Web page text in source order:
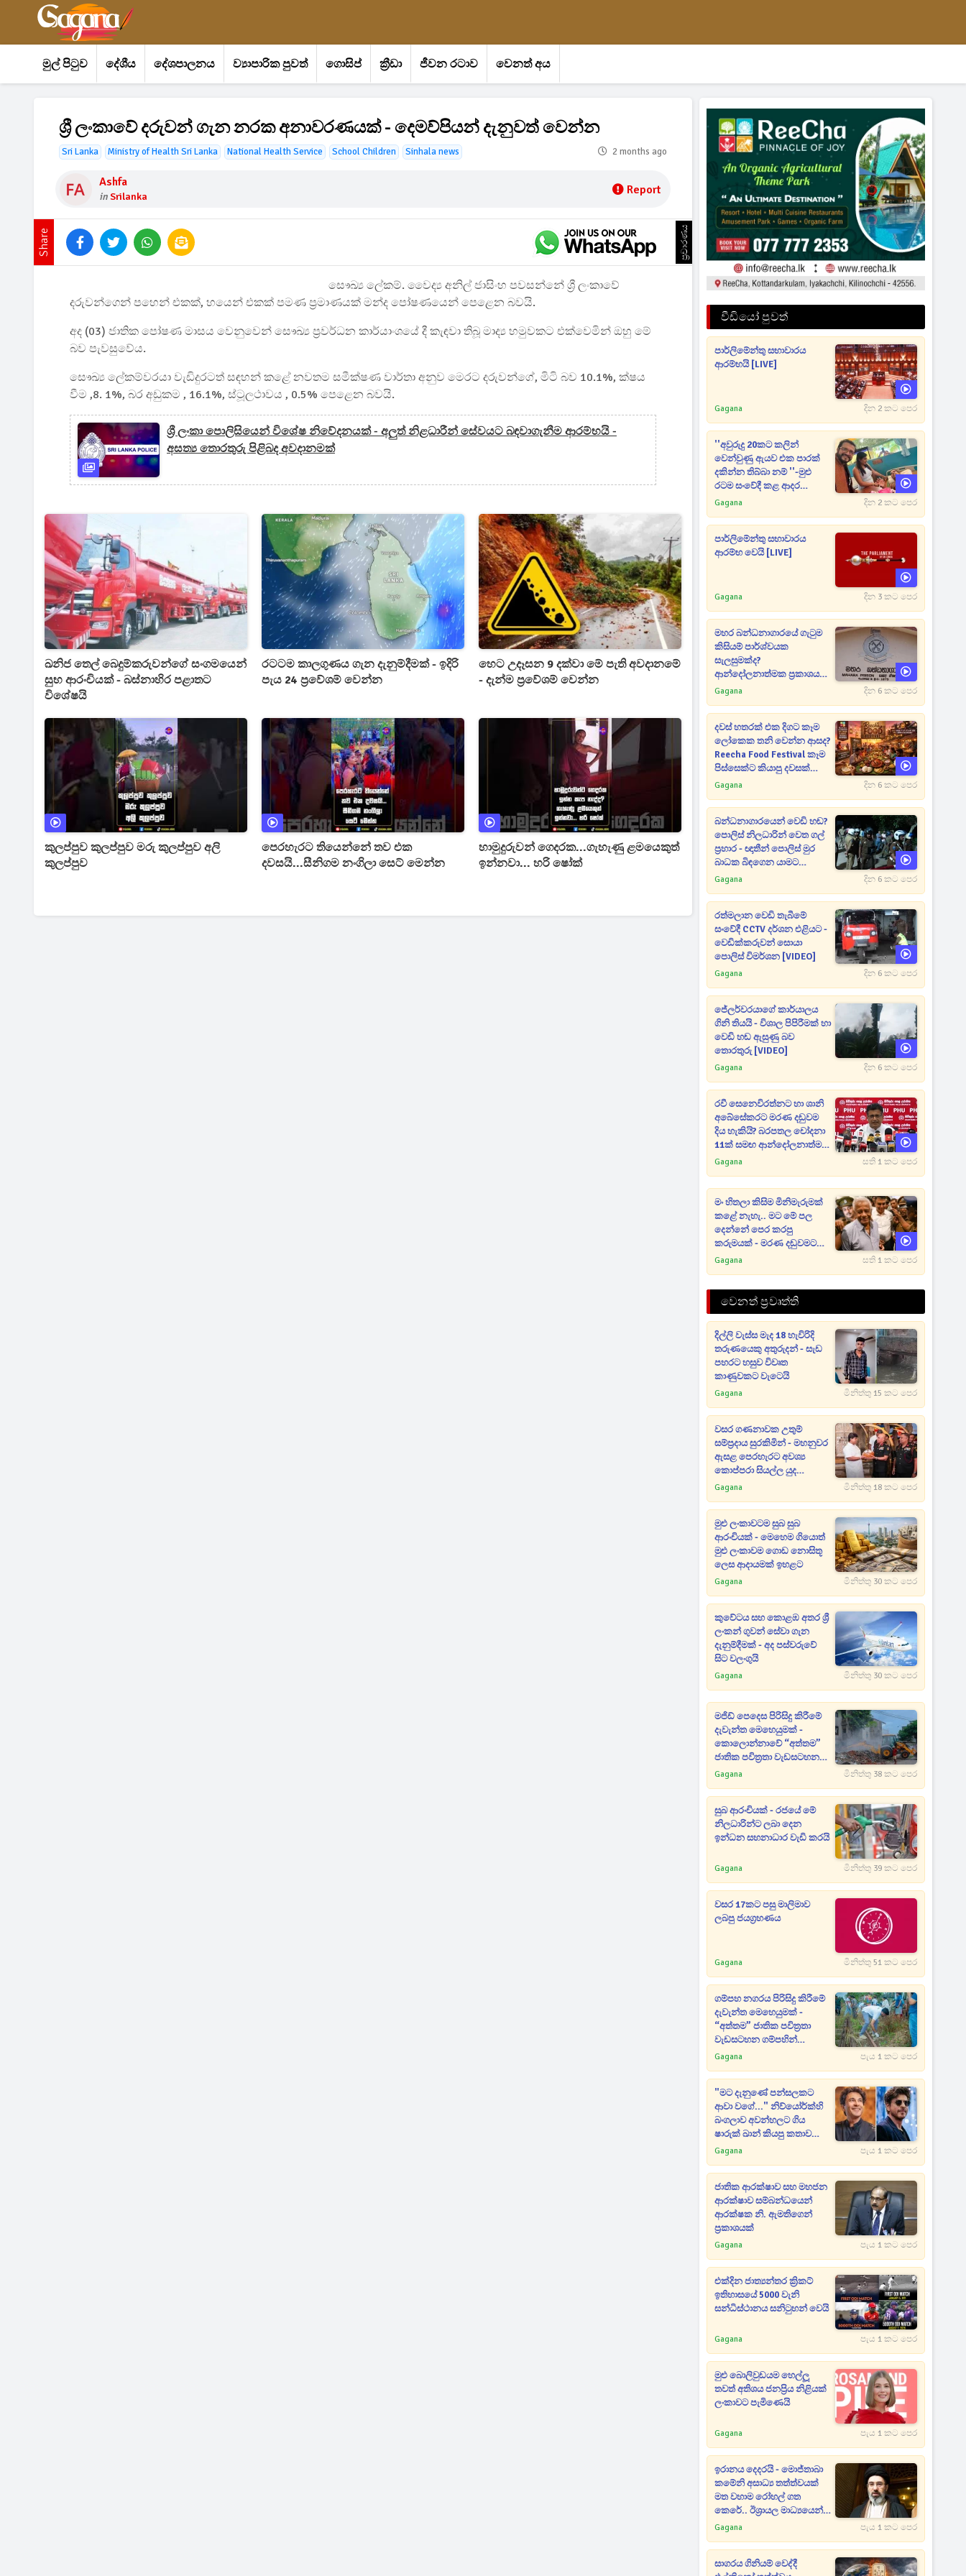
මුල් පිටුව දේශීය දේශපාලනය ව්‍යාපාරික පුවත් ගොසිප් ක්‍රීඩා ජීවන රටාව වෙනත් අය
ශ්‍රී ලංකාවේ දරුවන් ගැන නරක අනාවරණයක් - දෙමව්පියන් දැනුවත් වෙන්න
Sri Lanka Ministry of Health Sri Lanka National Health Service School Children Sinhala news 2 months ago
Ashfa
inSrilanka Report
Share ප්‍රචාරණය
සෞඛ්‍ය ලේකම්. වෛද්‍ය අනිල් ජාසිංහ පවසන්නේ ශ්‍රී ලංකාවේ
දරුවන්ගෙන් පහෙන් එකක්, හයෙන් එකක් පමණ ප්‍රමාණයක් මන්ද පෝෂණයෙන් පෙළෙන බවයි.
අද (03) ජාතික පෝෂණ මාසය වෙනුවෙන් සෞඛ්‍ය ප්‍රවර්ධන කාර්යාංශයේ දී කැඳවා තිබූ මාද්‍ය හමුවකට එක්වෙමින් ඔහු මේ
බව පැවසුවේය.
සෞඛ්‍ය ලේකම්වරයා වැඩිදුරටත් සඳහන් කළේ නවතම සමීක්ෂණ වාර්තා අනුව මෙරට දරුවන්ගේ, මිටි බව 10.1%, ක්ෂය
වීම ,8. 1%, බර අඩුකම , 16.1%, ස්ටූලථාවය , 0.5% පෙළෙන බවයි.
ශ්‍රී ලංකා පොලිසියෙන් විශේෂ නිවේදනයක් - අලුත් නිළධාරීන් සේවයට බඳවාගැනීම ආරම්භයි -
අසත්‍ය තොරතුරු පිළිබද අවදානමක්
ඛනිජ තෙල් බෙදුම්කරුවන්ගේ සංගමයෙන්
සුභ ආරංචියක් - බස්නාහිර පළාතට
විශේෂයි
රටටම කාලගුණය ගැන දැනුම්දීමක් - ඉදිරි
පැය 24 ප්‍රවේශම් වෙන්න
හෙට උදෑසන 9 දක්වා මේ පැති අවදානමේ
- දැන්ම ප්‍රවේශම් වෙන්න
කුලප්පුව කුලප්පුව මරු කුලප්පුව අලි
කුලප්පුව
පෙරහැරට තියෙන්නේ තව එක
දවසයි...සීනිගම නංගිලා සෙට් මෙන්න
හාමුදුරුවන් ගෙදරක...ගැහැණු ළමයෙකුත්
ඉන්නවා... හරි ෂෝක්
වීඩියෝ පුවත්
පාර්ලිමේන්තු සභාවාරය
ආරම්භයි [LIVE]
Gagana දින 2 කට පෙර
''අවුරුදු 20කට කලින්
වෙන්වුණු ඇයව එක පාරක්
දකින්න තිබ්බා නම් ''-මුළු
රටම සංවේදී කළ ආදර
අමරණීය මතකය
Gagana දින 2 කට පෙර
පාර්ලිමේන්තු සභාවාරය
ආරම්භ වෙයි [LIVE]
Gagana දින 3 කට පෙර
මහර බන්ධනාගාරයේ ගැටුම
කිසියම් පාර්ශ්වයක
සැලසුමක්ද?
ආන්දෝලනාත්මක ප්‍රකාශයක්
එළියට [VIDEO]
Gagana දින 6 කට පෙර
දවස් හතරක් එක දිගට කෑම
ලෝකෙක තනි වෙන්න ආසද?
Reecha Food Festival කෑම
පිස්සෙක්ට කියාපු දවසක්
මෙන්න
Gagana දින 6 කට පෙර
බන්ධනාගාරයෙන් වෙඩි හඬ?
පොලිස් නිලධාරින් වෙත ගල්
ප්‍රහාර - ඥාතීන් පොලිස් මුර
බාධක බිඳගෙන යාමට
උත්සාහයක [VIDEO]
Gagana දින 6 කට පෙර
රත්මලාන වෙඩි තැබීමේ
සංවේදී CCTV දර්ශන එළියට -
වෙඩික්කරුවන් සොයා
පොලිස් විමර්ශන [VIDEO]
Gagana දින 6 කට පෙර
ජේලර්වරයාගේ කාර්යාලය
ගිනි තියයි - විශාල පිපිරීමක් හා
වෙඩි හඬ ඇසුණු බව
තොරතුරු [VIDEO]
Gagana දින 6 කට පෙර
රවී සෙනෙවිරත්නට හා ශානි
අබේසේකරට මරණ දඬුවම
දිය හැකියි? බරපතල චෝදනා
11ක් සමඟ ආන්දෝලනාත්මක
ප්‍රකාශයක් [VIDEO]
Gagana සති 1 කට පෙර
මං හිතලා කිසිම මිනිමැරුමක්
කළේ නැහැ.. මට මේ පල
දෙන්නේ පෙර කරපු
කරුමයක් - මරණ දඬුවමට
කළින් කට ඇරපු පූජිත් හඬා
Gagana සති 1 කට පෙර
වෙනත් ප්‍රවෘත්ති
දිල්ලි වැස්ස මැද 18 හැවිරිදි
තරුණයෙකු අතුරුදන් - සැඩ
පහරට හසුව විවෘත
කාණුවකට වැටෙයි
Gagana මිනිත්තු 15 කට පෙර
වසර ගණනාවක උතුම්
සම්ප්‍රදාය සුරකිමින් - මහනුවර
ඇසළ පෙරහැරට අවශ්‍ය
කොප්පරා සියල්ල යුද
හමුදාවෙන් පූජා කරයි
Gagana මිනිත්තු 18 කට පෙර
මුළු ලංකාවටම සුබ සුබ
ආරංචියක් - මෙහෙම ගියොත්
මුළු ලංකාවම ගොඩ නොසිතූ
ලෙස ආදායමක් ඉහළට
Gagana මිනිත්තු 30 කට පෙර
කුවේටය සහ කොළඹ අතර ශ්‍රී
ලංකන් ගුවන් සේවා ගැන
දැනුම්දීමක් - අද පස්වරුවේ
සිට වලංගුයි
Gagana මිනිත්තු 30 කට පෙර
මජිඩ් පෙදෙස පිරිසිදු කිරීමේ
දැවැන්ත මෙහෙයුමක් -
කොලොන්නාවේ “අත්තම”
ජාතික පවිත්‍රතා වැඩසටහන
ඇරඹෙයි
Gagana මිනිත්තු 38 කට පෙර
සුබ ආරංචියක් - රජයේ මේ
නිලධාරින්ට ලබා දෙන
ඉන්ධන සහනාධාර වැඩි කරයි
Gagana මිනිත්තු 39 කට පෙර
වසර 17කට පසු මාලිමාව
ලබපු ජයග්‍රහණය
Gagana මිනිත්තු 51 කට පෙර
ගම්පහ නගරය පිරිසිදු කිරීමේ
දැවැන්ත මෙහෙයුමක් -
“අත්තම” ජාතික පවිත්‍රතා
වැඩසටහන ගම්පහින්
ඇරඹෙයි
Gagana පැය 1 කට පෙර
"මට දැනුණේ පන්සලකට
ආවා වගේ..." නිව්යෝර්ක්හි
බංගලාව අවන්හලට ගිය
ෂාරුක් ඛාන් කියපු කතාව
විකාස් ඛන්නා හෙළි කරයි
Gagana පැය 1 කට පෙර
ජාතික ආරක්ෂාව සහ මහජන
ආරක්ෂාව සම්බන්ධයෙන්
ආරක්ෂක නි. ඇමතිගෙන්
ප්‍රකාශයක්
Gagana පැය 1 කට පෙර
එක්දින ජාත්‍යන්තර ක්‍රිකට්
ඉතිහාසයේ 5000 වැනි
සන්ධිස්ථානය සනිටුහන් වෙයි
Gagana පැය 1 කට පෙර
මුළු බොලිවුඩයම හෙල්ලූ
තවත් අතිශය ජනප්‍රිය නිළියක්
ලංකාවට පැමිණෙයි
Gagana පැය 1 කට පෙර
ඉරානය දෙදරයි - මොජ්තාබා
කමේනි අසාධ්‍ය තත්ත්වයක්
මත වහාම රෝහල් ගත
කෙරේ.. ඊශ්‍රායල මාධ්‍යයෙන්
ලෝකෙටම හෙළිදරව්වක්
Gagana පැය 1 කට පෙර
සාගරය ගිනියම් වෙද්දී